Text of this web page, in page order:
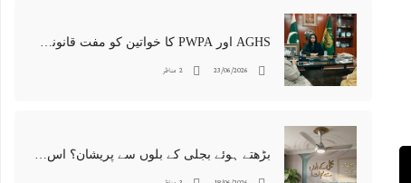
23/06/2026 2 مناظر